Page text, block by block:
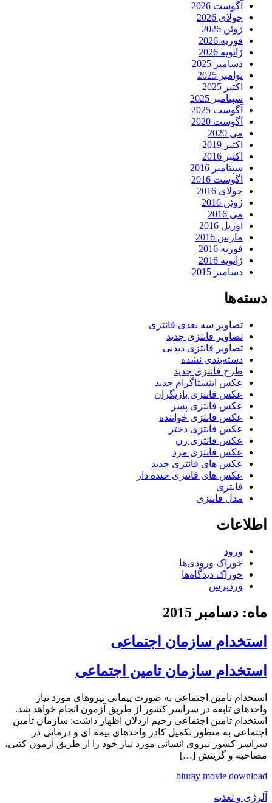
آگوست 2026
جولای 2026
ژوئن 2026
فوریه 2026
ژانویه 2026
دسامبر 2025
نوامبر 2025
اکتبر 2025
سپتامبر 2025
آگوست 2025
آگوست 2020
می 2020
اکتبر 2019
اکتبر 2016
سپتامبر 2016
آگوست 2016
جولای 2016
ژوئن 2016
می 2016
آوریل 2016
مارس 2016
فوریه 2016
ژانویه 2016
دسامبر 2015
دسته‌ها
تصاویر سه بعدی فانتزی
تصاویر فانتزی جدید
تصاویر فانتزی دیدنی
دسته‌بندی نشده
طرح فانتزی جدید
عکس اینستاگرام جدید
عکس فانتزی بازیگران
عکس فانتزی پسر
عکس فانتزی خواننده
عکس فانتزی دختر
عکس فانتزی زن
عکس فانتزی مرد
عکس های فانتزی جدید
عکس های فانتزی خنده دار
فانتزی
مدل فانتزی
اطلاعات
ورود
خوراک ورودی‌ها
خوراک دیدگاه‌ها
وردپرس
ماه: دسامبر 2015
استخدام سازمان اجتماعی
استخدام سازمان تامین اجتماعی
استخدام تامین اجتماعی به صورت پیمانی نیروهای مورد نیاز
واحدهای تابعه در سراسر کشور از طریق آزمون انجام خواهد شد.
استخدام تامین اجتماعی رحیم اردلان اظهار داشت: سازمان تأمین
اجتماعی به منظور تکمیل کادر واحدهای بیمه ای و درمانی در
سراسر کشور نیروی انسانی مورد نیاز خود را از طریق آزمون کتبی،
مصاحبه و گزینش […]
bluray movie download
آلرژی و تغذیه